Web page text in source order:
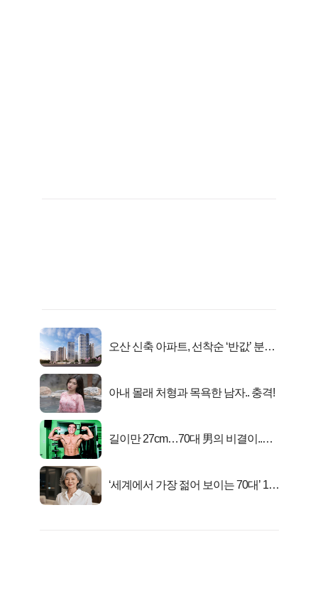
오산 신축 아파트, 선착순 ‘반값’ 분양
아내 몰래 처형과 목욕한 남자.. 충격!
길이만 27cm…70대 男의 비결이..충
‘세계에서 가장 젊어 보이는 70대’ 1위